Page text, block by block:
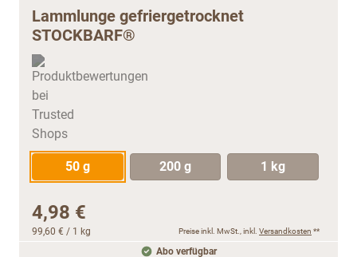
Lammlunge gefriergetrocknet
STOCKBARF®
50 g 200 g 1 kg
4,98 €
99,60 € / 1 kg Preise inkl. MwSt., inkl. Versandkosten **
Abo verfügbar